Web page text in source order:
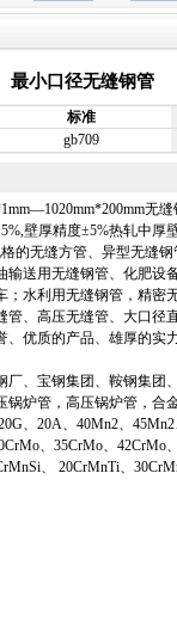
最小口径无缝钢管
标准
gb709
无
壁厚精度±5%热轧中
的无缝方管、异型无缝
送用无缝钢管、化肥设
水利用无缝钢管，精密
、高压无缝管、大口径
优质的产品、雄厚的实
、宝钢集团、鞍钢集团
炉管，高压锅炉管，合
、20A、40Mn2、
、35CrMo、42CrMo
、 20CrMnTi、